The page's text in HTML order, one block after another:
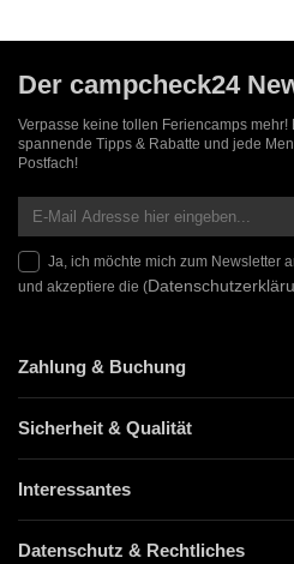
Der campcheck24
Verpasse keine tollen Feriencamps
spannende Tipps & Rabatte und jede
Postfach!
Ja, ich möchte mich zum Newsletter
und akzeptiere die (
Zahlung & Buchung
Sicherheit & Qualität
Interessantes
Datenschutz & Rechtliches